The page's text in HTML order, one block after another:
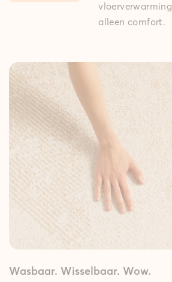
alleen comfort.
Wasbaar. Wisselbaar. Wow.